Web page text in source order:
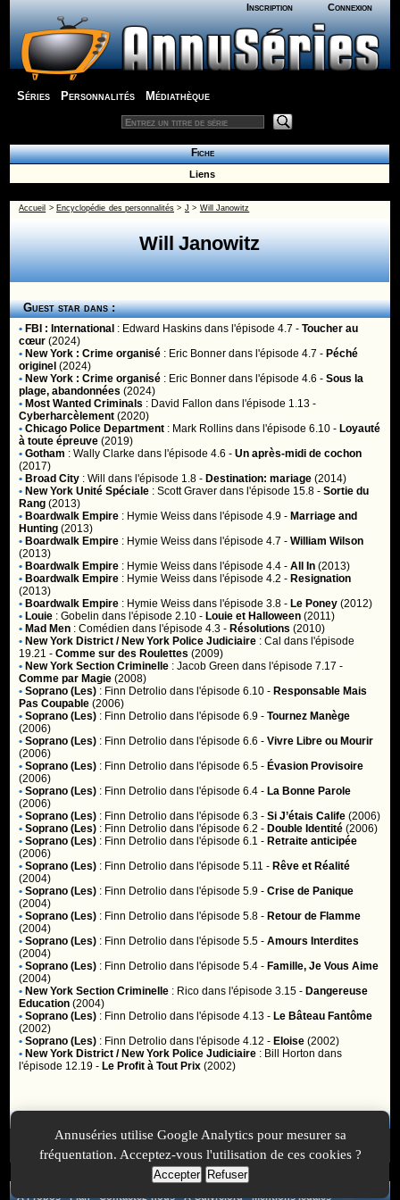
Inscription Connexion
Séries Personnalités Médiathèque
Fiche
Liens
Accueil > Encyclopédie des personnalités > J > Will Janowitz
Will Janowitz
Guest star dans :
• FBI : International : Edward Haskins dans l'épisode 4.7 -Toucher au
cœur (2024)
• New York : Crime organisé : Eric Bonner dans l'épisode 4.7 - Péché
originel (2024)
• New York : Crime organisé : Eric Bonner dans l'épisode 4.6 -Sous la
plage, abandonnées (2024)
• Most Wanted Criminals : David Fallon dans l'épisode 1.13 -
Cyberharcèlement (2020)
• Chicago Police Department : Mark Rollins dans l'épisode 6.10 - Loyauté
à toute épreuve (2019)
• Gotham :Wally Clarke dans l'épisode 4.6 -Un après-midi de cochon
(2017)
• Broad City :Will dans l'épisode 1.8 - Destination: mariage (2014)
• New York Unité Spéciale :Scott Graver dans l'épisode 15.8 -Sortie du
Rang (2013)
• Boardwalk Empire : Hymie Weiss dans l'épisode 4.9 - Marriage and
Hunting (2013)
• Boardwalk Empire : Hymie Weiss dans l'épisode 4.7 -William Wilson
(2013)
• Boardwalk Empire : Hymie Weiss dans l'épisode 4.4 -All In (2013)
• Boardwalk Empire : Hymie Weiss dans l'épisode 4.2 - Resignation
(2013)
• Boardwalk Empire : Hymie Weiss dans l'épisode 3.8 - Le Poney (2012)
• Louie :Gobelin dans l'épisode 2.10 - Louie et Halloween (2011)
• Mad Men :Comédien dans l'épisode 4.3 - Résolutions (2010)
• New York District / New York Police Judiciaire :Cal dans l'épisode
19.21 -Comme sur des Roulettes (2009)
• New York Section Criminelle :Jacob Green dans l'épisode 7.17 -
Comme par Magie (2008)
• Soprano (Les) : Finn Detrolio dans l'épisode 6.10 - Responsable Mais
Pas Coupable (2006)
• Soprano (Les) : Finn Detrolio dans l'épisode 6.9 -Tournez Manège
(2006)
• Soprano (Les) : Finn Detrolio dans l'épisode 6.6 -Vivre Libre ou Mourir
(2006)
• Soprano (Les) : Finn Detrolio dans l'épisode 6.5 - Évasion Provisoire
(2006)
• Soprano (Les) : Finn Detrolio dans l'épisode 6.4 - La Bonne Parole
(2006)
• Soprano (Les) : Finn Detrolio dans l'épisode 6.3 -Si J’étais Calife (2006)
• Soprano (Les) : Finn Detrolio dans l'épisode 6.2 - Double Identité (2006)
• Soprano (Les) : Finn Detrolio dans l'épisode 6.1 - Retraite anticipée
(2006)
• Soprano (Les) : Finn Detrolio dans l'épisode 5.11 - Rêve et Réalité
(2004)
• Soprano (Les) : Finn Detrolio dans l'épisode 5.9 -Crise de Panique
(2004)
• Soprano (Les) : Finn Detrolio dans l'épisode 5.8 - Retour de Flamme
(2004)
• Soprano (Les) : Finn Detrolio dans l'épisode 5.5 -Amours Interdites
(2004)
• Soprano (Les) : Finn Detrolio dans l'épisode 5.4 - Famille, Je Vous Aime
(2004)
• New York Section Criminelle : Rico dans l'épisode 3.15 - Dangereuse
Education (2004)
• Soprano (Les) : Finn Detrolio dans l'épisode 4.13 - Le Bâteau Fantôme
(2002)
• Soprano (Les) : Finn Detrolio dans l'épisode 4.12 - Eloise (2002)
• New York District / New York Police Judiciaire : Bill Horton dans
l'épisode 12.19 - Le Profit à Tout Prix (2002)
Vous ne pouvez pas accéder aux fonctionnalités réservées aux
membres car vous n'êtes pasinscritouidentifié.
A Propos-Plan-Contactez-nous-A-Suivre.org-Mentions légales-
Annuséries utilise Google Analytics pour mesurer sa
fréquentation. Acceptez-vous l'utilisation de ces cookies ?
Accepter Refuser